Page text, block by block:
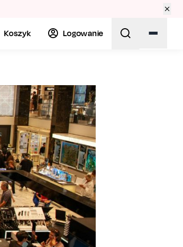
Koszyk Logowanie